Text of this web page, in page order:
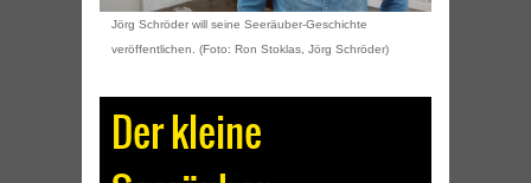
Jörg Schröder will seine Seeräuber-Geschichte
veröffentlichen. (Foto: Ron Stoklas, Jörg Schröder)
Der kleine